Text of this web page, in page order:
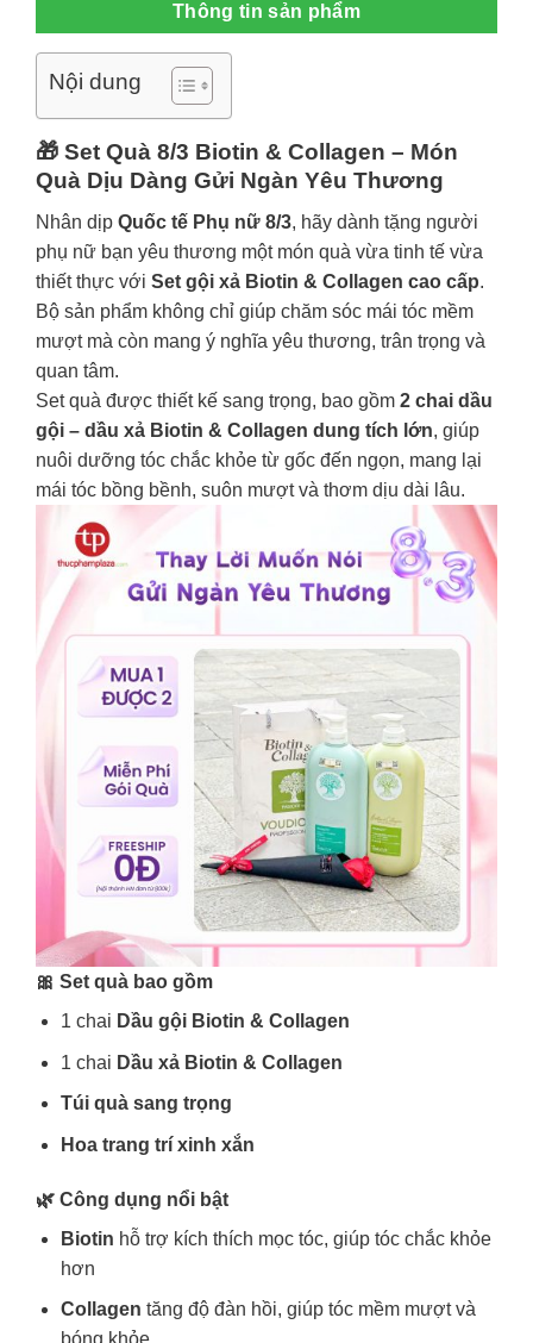
Thông tin sản phẩm
Nội dung
🎁 Set Quà 8/3 Biotin & Collagen – Món
Quà Dịu Dàng Gửi Ngàn Yêu Thương
Nhân dịp Quốc tế Phụ nữ 8/3, hãy dành tặng người
phụ nữ bạn yêu thương một món quà vừa tinh tế vừa
thiết thực với Set gội xả Biotin & Collagen cao cấp.
Bộ sản phẩm không chỉ giúp chăm sóc mái tóc mềm
mượt mà còn mang ý nghĩa yêu thương, trân trọng và
quan tâm.
Set quà được thiết kế sang trọng, bao gồm 2 chai dầu
gội – dầu xả Biotin & Collagen dung tích lớn, giúp
nuôi dưỡng tóc chắc khỏe từ gốc đến ngọn, mang lại
mái tóc bồng bềnh, suôn mượt và thơm dịu dài lâu.
🎀 Set quà bao gồm
1 chai Dầu gội Biotin & Collagen
1 chai Dầu xả Biotin & Collagen
Túi quà sang trọng
Hoa trang trí xinh xắn
🌿 Công dụng nổi bật
Biotin hỗ trợ kích thích mọc tóc, giúp tóc chắc khỏe
hơn
Collagen tăng độ đàn hồi, giúp tóc mềm mượt và